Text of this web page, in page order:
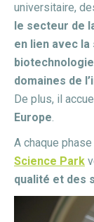
universitaire,
le secteur de
en lien avec la
domaines de
De plus, il
Europe.
A chaque
Science Park
qualité et des